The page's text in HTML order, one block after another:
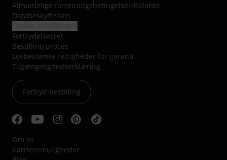
Almindelige forretningsbetingelser/Kolofon
Databeskyttelsen
Fortrydelsesret
Bestilling proces
Lovbestemte rettigheder for garanti
Tilgængelighedserklæring
Fortryd bestilling
Om os
Karrieremuligheder